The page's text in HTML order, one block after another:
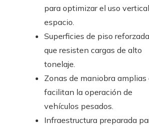
para optimizar el uso
espacio.
Superficies de piso
que resisten cargas de alto
tonelaje.
Zonas de maniobra amplias
facilitan la operación de
vehículos pesados.
Infraestructura preparada